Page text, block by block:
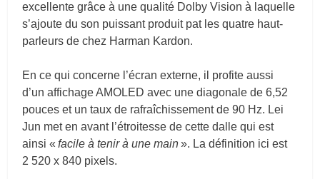
excellente grâce à une qualité Dolby Vision à laquelle
s’ajoute du son puissant produit pat les quatre haut-
parleurs de chez Harman Kardon.
En ce qui concerne l’écran externe, il profite aussi
d’un affichage AMOLED avec une diagonale de 6,52
pouces et un taux de rafraîchissement de 90 Hz. Lei
Jun met en avant l’étroitesse de cette dalle qui est
ainsi «facile à tenir à une main». La définition ici est
2 520 x 840 pixels.